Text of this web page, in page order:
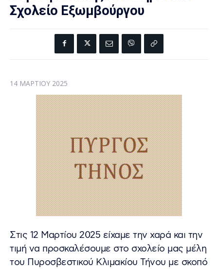
Σχολείο Εξωμβούργου
14 ΜΑΡΤΊΟΥ 2025
Στις 12 Μαρτίου 2025 είχαμε την χαρά και την
τιμή να προσκαλέσουμε στο σχολείο μας μέλη
του Πυροσβεστικού Κλιμακίου Τήνου με σκοπό